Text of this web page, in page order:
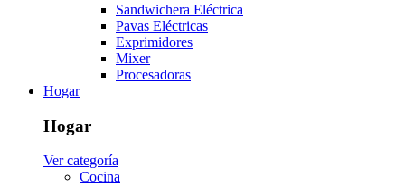
Sandwichera Eléctrica
Pavas Eléctricas
Exprimidores
Mixer
Procesadoras
Hogar
Hogar
Ver categoría
Cocina